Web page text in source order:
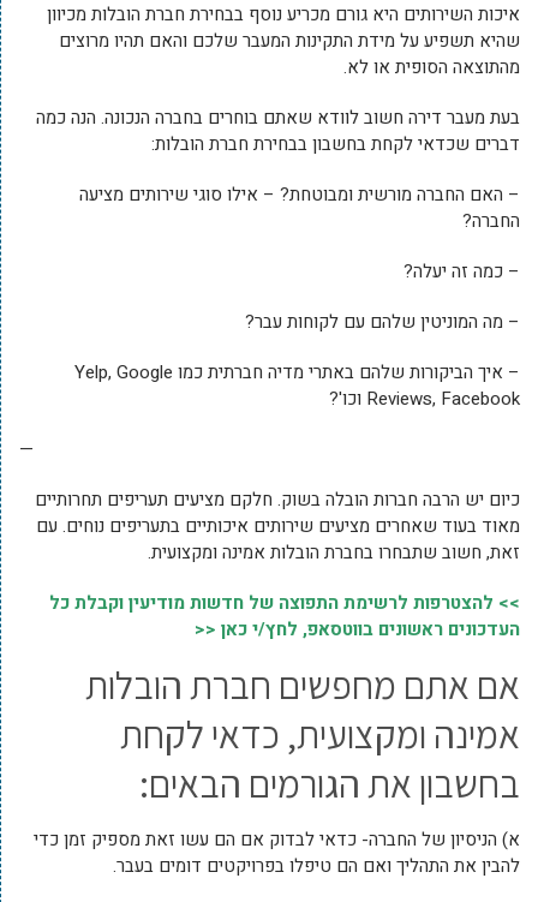
איכות השירותים היא גורם מכריע נוסף בבחירת חברת הובלות מכיוון
שהיא תשפיע על מידת התקינות המעבר שלכם והאם תהיו מרוצים
מהתוצאה הסופית או לא.
בעת מעבר דירה חשוב לוודא שאתם בוחרים בחברה הנכונה. הנה כמה
דברים שכדאי לקחת בחשבון בבחירת חברת הובלות:
– האם החברה מורשית ומבוטחת? – אילו סוגי שירותים מציעה
החברה?
– כמה זה יעלה?
– מה המוניטין שלהם עם לקוחות עבר?
– איך הביקורות שלהם באתרי מדיה חברתית כמו Yelp, Google
Reviews, Facebook וכו'?
—
כיום יש הרבה חברות הובלה בשוק. חלקם מציעים תעריפים תחרותיים
מאוד בעוד שאחרים מציעים שירותים איכותיים בתעריפים נוחים. עם
זאת, חשוב שתבחרו בחברת הובלות אמינה ומקצועית.
>> להצטרפות לרשימת התפוצה של חדשות מודיעין וקבלת כל
העדכונים ראשונים בווטסאפ, לחץ/י כאן <<
אם אתם מחפשים חברת הובלות
אמינה ומקצועית, כדאי לקחת
בחשבון את הגורמים הבאים:
א) הניסיון של החברה- כדאי לבדוק אם הם עשו זאת מספיק זמן כדי
להבין את התהליך ואם הם טיפלו בפרויקטים דומים בעבר.